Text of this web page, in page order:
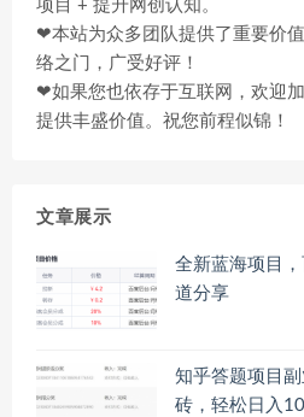
项目 + 提升网创认知。
❤本站为众多团队提供了重要价
络之门，广受好评！
❤如果您也依存于互联网，欢迎
提供丰盛价值。祝您前程似锦！
文章展示
全新蓝海项目
道分享
知乎答题项目
砖，轻松日入